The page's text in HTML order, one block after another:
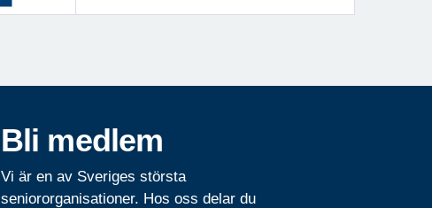
Bli medlem
Vi är en av Sveriges största
seniororganisationer. Hos oss delar du